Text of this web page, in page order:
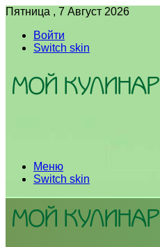
Пятница , 7 Август 2026
Войти
Switch skin
Меню
Switch skin